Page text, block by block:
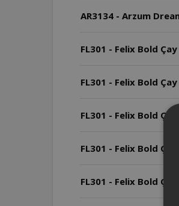
AR3134 - Arzum
FL301 - Felix Bold
FL301 - Felix Bold
FL301 - Felix Bold
FL301 - Felix Bold
FL301 - Felix Bold